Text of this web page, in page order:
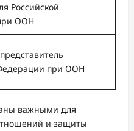
Российской
ООН
при ООН
важными для
и защиты